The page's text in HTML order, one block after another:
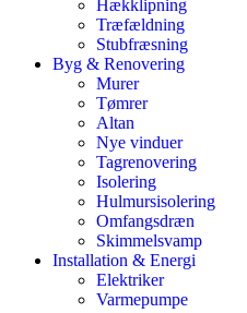
Hækklipning
Træfældning
Stubfræsning
Byg & Renovering
Murer
Tømrer
Altan
Nye vinduer
Tagrenovering
Isolering
Hulmursisolering
Omfangsdræn
Skimmelsvamp
Installation & Energi
Elektriker
Varmepumpe